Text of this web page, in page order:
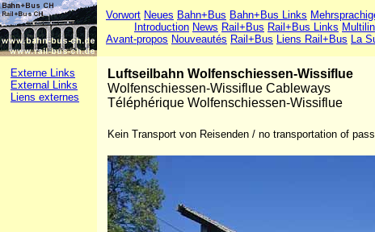
Vorwort Neues Bahn+Bus Bahn+Bus Links
Introduction News Rail+Bus Rail+Bus Links
Avant-propos Nouveautés Rail+Bus Liens Rail+Bus La
Externe Links
External Links
Liens externes
Luftseilbahn Wolfenschiessen-Wissiflue
Wolfenschiessen-Wissiflue Cableways
Téléphérique Wolfenschiessen-Wissiflue
Kein Transport von Reisenden / no transportation of